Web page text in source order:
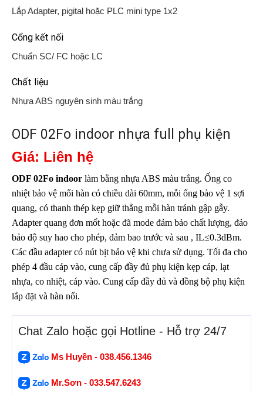
Lắp Adapter, pigital hoặc PLC mini type 1x2
Cổng kết nối
Chuẩn SC/ FC hoặc LC
Chất liệu
Nhựa ABS nguyên sinh màu trắng
ODF 02Fo indoor nhựa full phụ kiện
Giá: Liên hệ
ODF 02Fo indoor làm bằng nhựa ABS màu trắng. Ống co
nhiệt bảo vệ mối hàn có chiều dài 60mm, mỗi ống bảo vệ 1 sợi
quang, có thanh thép kẹp giữ thẳng mỗi hàn tránh gập gẫy.
Adapter quang đơn mốt hoặc đã mode đảm bảo chất lượng, đảo
bảo độ suy hao cho phép, đảm bao trước và sau , IL≤0.3dBm.
Các đầu adapter có nút bịt bảo vệ khi chưa sử dụng. Tối đa cho
phép 4 đầu cáp vào, cung cấp đầy đủ phụ kiện kẹp cáp, lạt
nhựa, co nhiệt, cáp vào. Cung cấp đầy đủ và đồng bộ phụ kiện
lắp đặt và hàn nối.
Chat Zalo hoặc gọi Hotline - Hỗ trợ 24/7
Ms Huyền - 038.456.1346
Mr.Sơn - 033.547.6243